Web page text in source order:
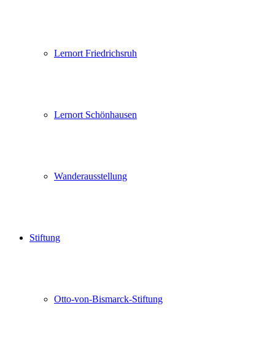
Lernort Friedrichsruh
Lernort Schönhausen
Wanderausstellung
Stiftung
Otto-von-Bismarck-Stiftung